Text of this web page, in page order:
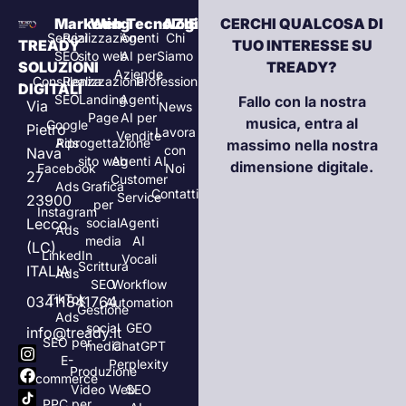
TREADY
SOLUZIONI
DIGITALI
Via
Pietro
Nava
27
23900
Lecco
(LC)
ITALIA
03411841764
info@tready.it
Marketing
Servizi
SEO
Consulenza
SEO
Google
Ads
Facebook
Ads
Instagram
Ads
LinkedIn
Ads
TikTok
Ads
SEO per
E-
commerce
Web
Realizzazione
sito web
Realizzazione
Landing
Page
Riprogettazione
sito web
Grafica
per
social
media
Scrittura
SEO
Gestione
social
media
Produzione
Video Web
Tecnologia
Agenti
AI per
Aziende
Agenti
AI per
Vendite
Agenti AI
Customer
Service
Agenti
AI
Vocali
Workflow
Automation
GEO
ChatGPT
Perplexity
SEO
AZIENDA
Chi
Siamo
Professionisti
News
Lavora
con
Noi
Contatti
CERCHI QUALCOSA DI
TUO INTERESSE SU
TREADY?
Fallo con la nostra
musica, entra al
massimo nella nostra
dimensione digitale.